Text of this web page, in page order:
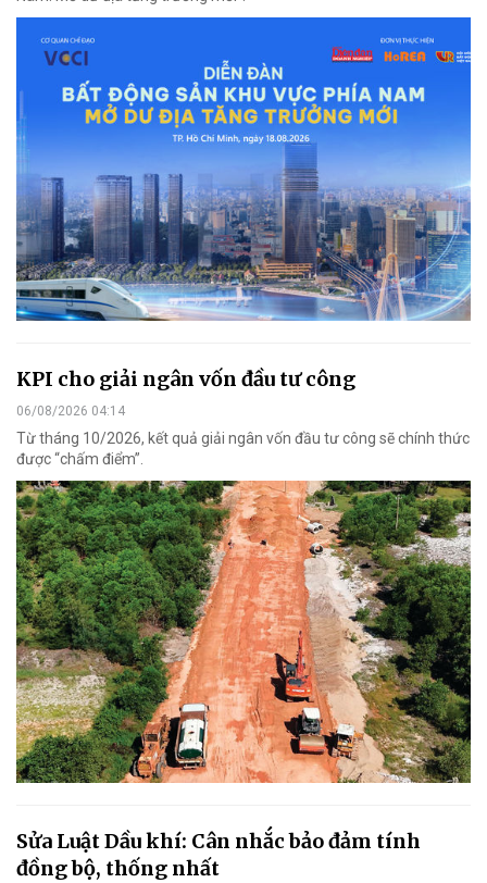
KPI cho giải ngân vốn đầu tư công
06/08/2026 04:14
Từ tháng 10/2026, kết quả giải ngân vốn đầu tư công sẽ chính thức
được “chấm điểm”.
Sửa Luật Dầu khí: Cân nhắc bảo đảm tính
đồng bộ, thống nhất